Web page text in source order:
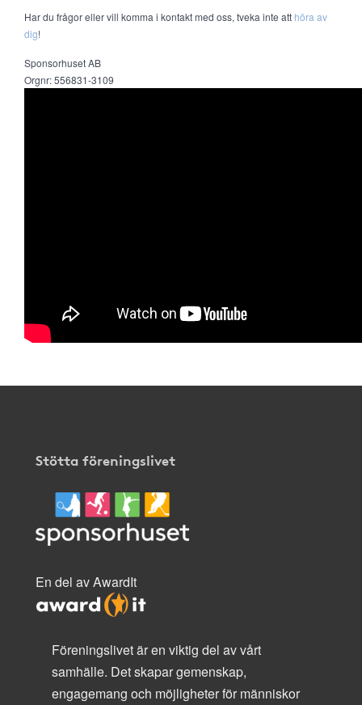
Har du frågor eller vill komma i kontakt med oss, tveka inte att höra av
dig!
Sponsorhuset AB
Orgnr: 556831-3109
Stötta föreningslivet
En del av AwardIt
Föreningslivet är en viktig del av vårt
samhälle. Det skapar gemenskap,
engagemang och möjligheter för människor